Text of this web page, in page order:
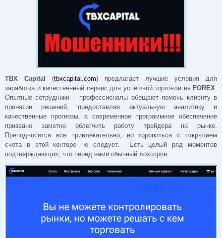
TBX Capital (tbxcapital.com) предлагает лучшие условия для
заработка и качественный сервис для успешной торговли на FOREX.
Опытные сотрудники – профессионалы обещают помочь клиенту в
принятии решений, предоставляя актуальную аналитику и
качественные прогнозы, а современное программное обеспечение
призвано заметно облегчить работу трейдера на рынке.
Преподносится все привлекательно, но торопиться с открытием
счета в этой конторе не следует. Есть целый ряд моментов
подтверждающих, что перед нами обычный лохотрон.